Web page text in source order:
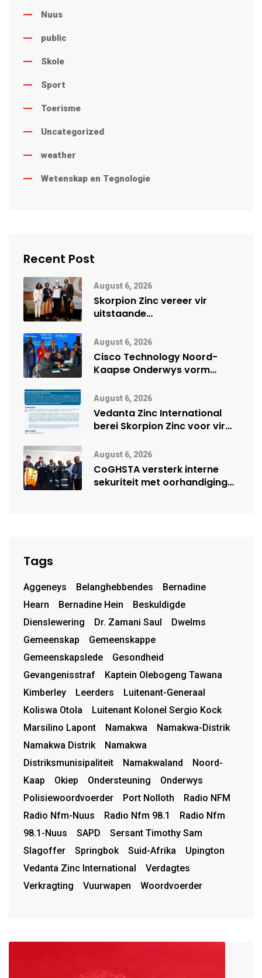
Nuus
public
Skole
Sport
Toerisme
Uncategorized
weather
Wetenskap en Tegnologie
Recent Post
August 6, 2026
Skorpion Zinc vereer vir
uitstaande
Namibië Mynbou Ekspo
August 6, 2026
Cisco Technology Noord-
Kaapse Onderwys vorm
vennootskap
August 6, 2026
Vedanta Zinc International
berei Skorpion Zinc voor vir
August 6, 2026
CoGHSTA versterk interne
sekuriteit met oorhandiging
Tags
Aggeneys Belanghebbendes
Bernadine
Hearn
Bernadine Hein
Beskuldigde
Dienslewering
Dr. Zamani Saul
Dwelms
Gemeenskap
Gemeenskappe
Gemeenskapslede
Gesondheid
Gevangenisstraf
Kaptein Olebogeng Tawana
Kimberley
Leerders
Luitenant-Generaal
Koliswa Otola
Luitenant Kolonel Sergio Kock
Marsilino Lapont
Namakwa
Namakwa-Distrik
Namakwa Distrik
Namakwa
Distriksmunisipaliteit
Namakwaland
Noord-
Kaap
Okiep Ondersteuning
Onderwys
Polisiewoordvoerder
Port Nolloth
Radio NFM
Radio Nfm-Nuus
Radio Nfm 98.1
Radio Nfm
98.1-Nuus
SAPD
Sersant Timothy Sam
Slagoffer
Springbok Suid-Afrika
Upington
Vedanta Zinc International
Verdagtes
Verkragting
Vuurwapen Woordvoerder